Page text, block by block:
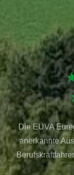
Die EUVA
anerkannte